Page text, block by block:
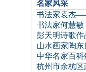
名家风采
书法家袁杰
书法家何慧
彭天明诗歌作
山水画家陶
中华名家百
杭州市余杭区